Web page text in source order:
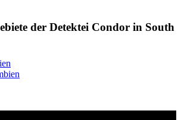
der Detektei Condor in South